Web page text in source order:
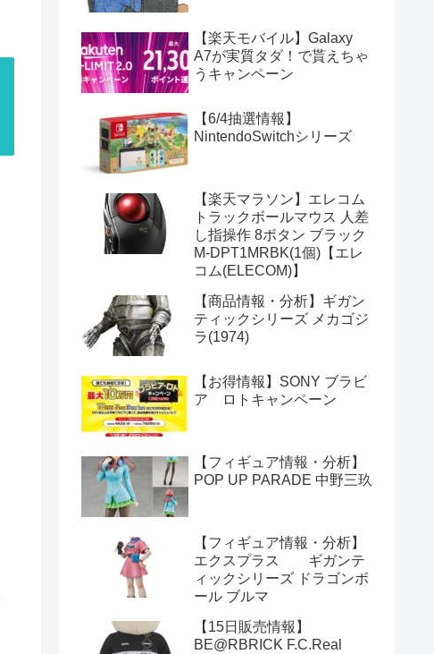
【楽天モバイル】Galaxy
A7が実質タダ！で貰えちゃ
うキャンペーン
【6/4抽選情報】
NintendoSwitchシリーズ
【楽天マラソン】エレコム
トラックボールマウス 人差
し指操作 8ボタン ブラック
M-DPT1MRBK(1個)【エレ
コム(ELECOM)】
【商品情報・分析】ギガン
ティックシリーズ メカゴジ
ラ(1974)
【お得情報】SONY ブラビ
ア ロトキャンペーン
【フィギュア情報・分析】
POP UP PARADE 中野三玖
【フィギュア情報・分析】
エクスプラス ギガンテ
ィックシリーズ ドラゴンボ
ール ブルマ
【15日販売情報】
BE@RBRICK F.C.Real